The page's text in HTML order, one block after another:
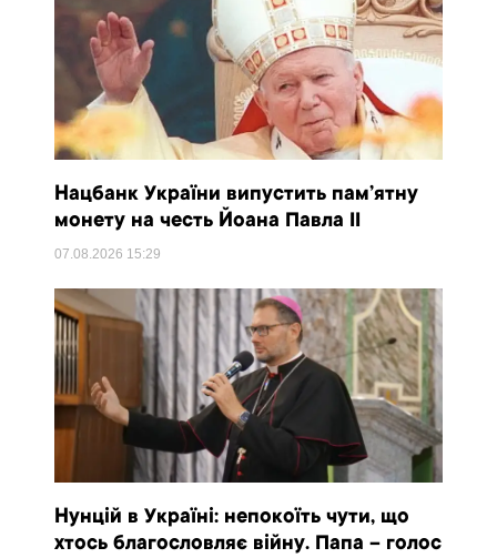
Нацбанк України випустить пам’ятну
монету на честь Йоана Павла II
07.08.2026 15:29
Нунцій в Україні: непокоїть чути, що
хтось благословляє війну. Папа – голос